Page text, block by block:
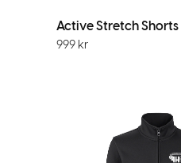
Active Stretch
999 kr